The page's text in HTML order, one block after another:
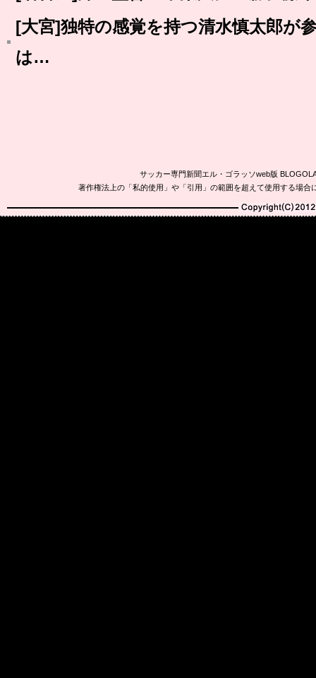
[大宮]独特の感覚を持つ清水慎太郎が
は…
サッカー専門新聞エル・ゴラッソweb版
著作権法上の「私的使用」や「引用」の範囲を超えて使用する場
Copyright(C)2010-